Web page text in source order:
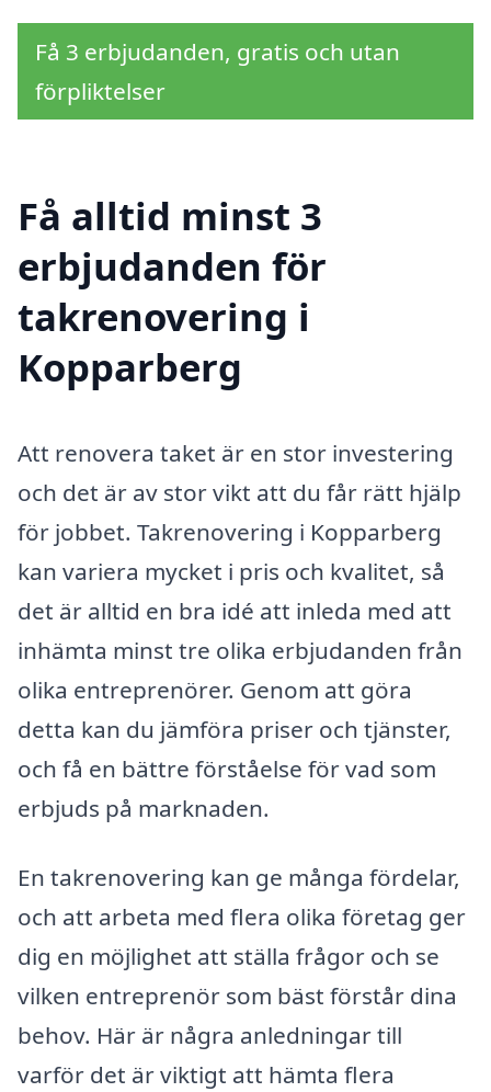
Få 3 erbjudanden, gratis och utan
förpliktelser
Få alltid minst 3
erbjudanden för
takrenovering i
Kopparberg
Att renovera taket är en stor investering
och det är av stor vikt att du får rätt hjälp
för jobbet. Takrenovering i Kopparberg
kan variera mycket i pris och kvalitet, så
det är alltid en bra idé att inleda med att
inhämta minst tre olika erbjudanden från
olika entreprenörer. Genom att göra
detta kan du jämföra priser och tjänster,
och få en bättre förståelse för vad som
erbjuds på marknaden.
En takrenovering kan ge många fördelar,
och att arbeta med flera olika företag ger
dig en möjlighet att ställa frågor och se
vilken entreprenör som bäst förstår dina
behov. Här är några anledningar till
varför det är viktigt att hämta flera